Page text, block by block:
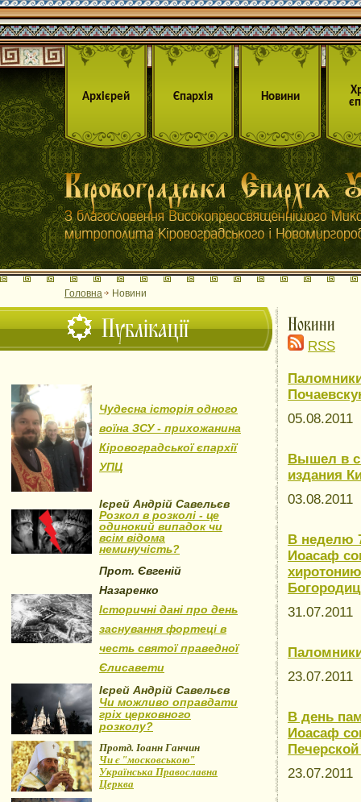
Архієрей Єпархія Новини
Головна Новини
Публікації
Чудесна історія одного
воїна ЗСУ - прихожанина
Кіровоградської єпархії
УПЦ
Ієрей Андрій Савельєв
Розкол в розколі - це
одинокий випадок чи
всім відома
неминучість?
Прот. Євгеній
Назаренко
Історичні дані про день
заснування фортеці в
честь святої праведної
Єлисавети
Ієрей Андрій Савельєв
Чи можливо оправдати
гріх церковного
розколу?
Протд. Іоанн Ганчин
Чи є "московською"
Українська Православна
Церква
Новини
RSS
05.08.2011
Вышел в
издания
03.08.2011
В неделю
Иоасаф
31.07.2011
23.07.2011
В день
Иоасаф
23.07.2011